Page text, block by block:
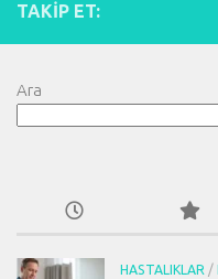
TAKIP ET:
Ara
HASTALIKLAR /